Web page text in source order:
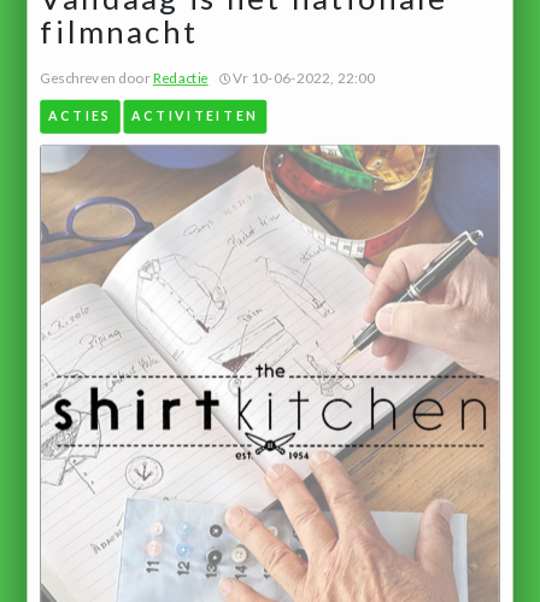
filmnacht
Geschreven doorRedactie Vr 10-06-2022, 22:00
ACTIES ACTIVITEITEN